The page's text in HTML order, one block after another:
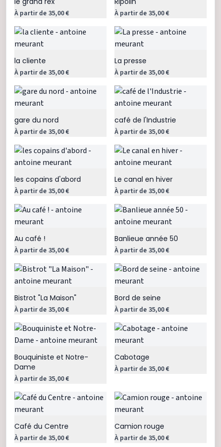
À partir de 35,00 €
À partir de 35,00 €
la cliente
À partir de 35,00 €
La presse
À partir de 35,00 €
gare du nord
À partir de 35,00 €
café de l'Industrie
À partir de 35,00 €
les copains d'abord
À partir de 35,00 €
Le canal en hiver
À partir de 35,00 €
Au café !
À partir de 35,00 €
Banlieue année 50
À partir de 35,00 €
Bistrot "La Maison"
À partir de 35,00 €
Bord de seine
À partir de 35,00 €
Bouquiniste et Notre-
Dame
À partir de 35,00 €
Cabotage
À partir de 35,00 €
Café du Centre
À partir de 35,00 €
Camion rouge
À partir de 35,00 €